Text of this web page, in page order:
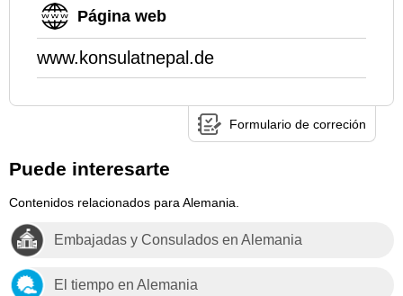
Página web
www.konsulatnepal.de
Formulario de correción
Puede interesarte
Contenidos relacionados para Alemania.
Embajadas y Consulados en Alemania
El tiempo en Alemania